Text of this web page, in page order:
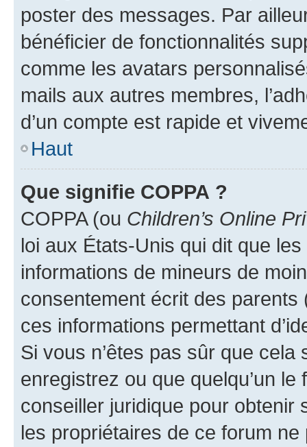
poster des messages. Par
bénéficier de fonctionnalités
comme les avatars
mails aux autres membres,
d’un compte est rapide et
Haut
Que signifie COPPA ?
COPPA (ou Children’s Online
loi aux États-Unis qui dit que
informations de mineurs de
consentement écrit des parents
ces informations permettant
Si vous n’êtes pas sûr que
enregistrez ou que quelqu’un
conseiller juridique pour obtenir
les propriétaires de ce forum